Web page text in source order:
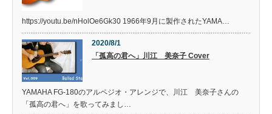
https://youtu.be/nHolOe6Gk30 1966年9月に製作されたYAMA…
2020/8/1
「孤高の君へ」川江 美奈子 Cover
YAMAHA FG-180のアルペジオ・アレンジで、川江 美奈子さんの
「孤高の君へ」を歌ってみまし…